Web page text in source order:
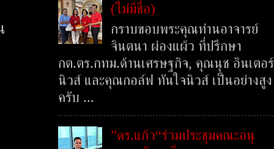
(ไม่มีชื่อ)
กราบขอบพระคุณท่านอาจารย์
จินตนา ผ่องแผ้ว ที่ปรึกษา
กต.ตร.กทม.ด้านเศรษฐกิจ, คุณนุช อินเตอร์
นิวส์ และคุณกอล์ฟ ทันใจนิวส์ เป็นอย่างสูง
ครับ ...
”ดร.แก้ว“ร่วมประชุมคณะอนุ